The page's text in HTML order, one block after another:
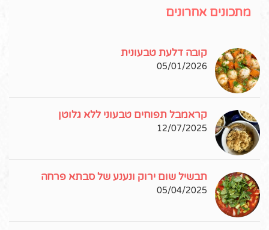
מתכונים אחרונים
קובה דלעת טבעונית
05/01/2026
קראמבל תפוחים טבעוני ללא גלוטן
12/07/2025
תבשיל שום ירוק ונענע של סבתא פרחה
05/04/2025